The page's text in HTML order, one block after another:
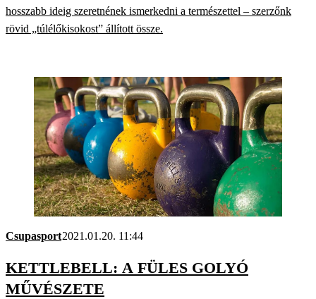
hosszabb ideig szeretnének ismerkedni a természettel – szerzőnk
rövid „túlélőkisokost” állított össze.
Csupasport2021.01.20. 11:44
KETTLEBELL: A FÜLES GOLYÓ
MŰVÉSZETE